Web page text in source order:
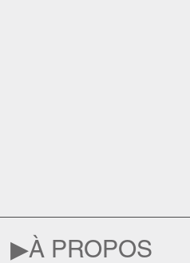
▶︎À PROPOS